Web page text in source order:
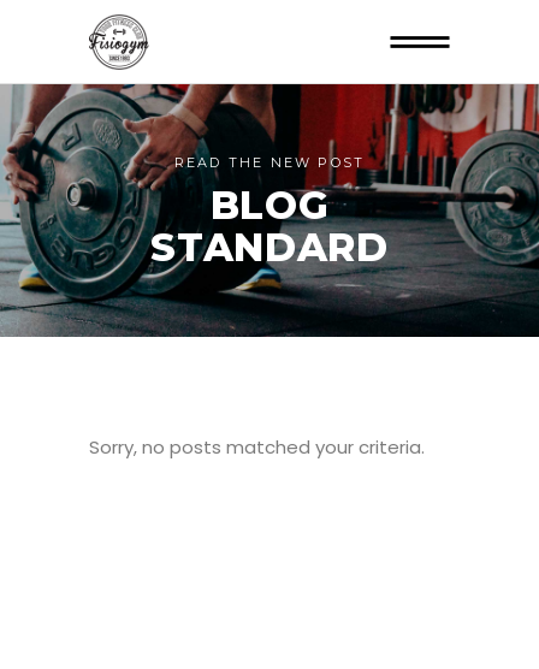
READ THE NEW POST
BLOG
STANDARD
Sorry, no posts matched your criteria.